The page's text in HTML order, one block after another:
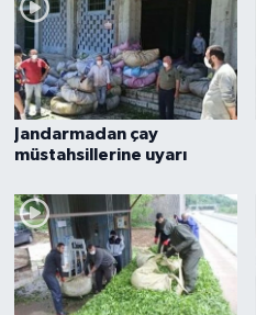
Jandarmadan çay
müstahsillerine uyarı